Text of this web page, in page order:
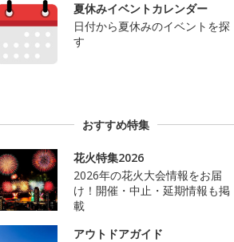
夏休みイベントカレンダー
日付から夏休みのイベントを探
す
おすすめ特集
花火特集2026
2026年の花火大会情報をお届
け！開催・中止・延期情報も掲
載
アウトドアガイド